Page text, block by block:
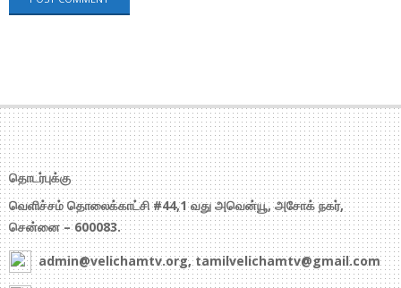
தொடர்புக்கு
வெளிச்சம் தொலைக்காட்சி #44,1 வது அவென்யூ, அசோக் நகர்,
சென்னை – 600083.
admin@velichamtv.org, tamilvelichamtv@gmail.com